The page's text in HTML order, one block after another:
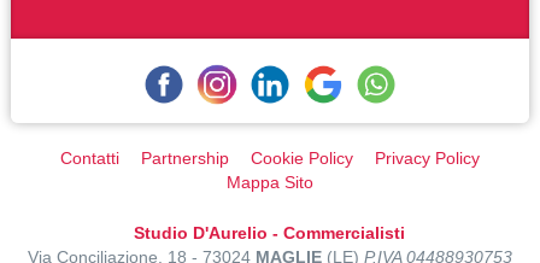
Contatti Partnership Cookie Policy
Privacy Policy
Mappa Sito
Studio D'Aurelio - Commercialisti
Via Conciliazione, 18 - 73024 MAGLIE(LE) P.IVA 04488930753